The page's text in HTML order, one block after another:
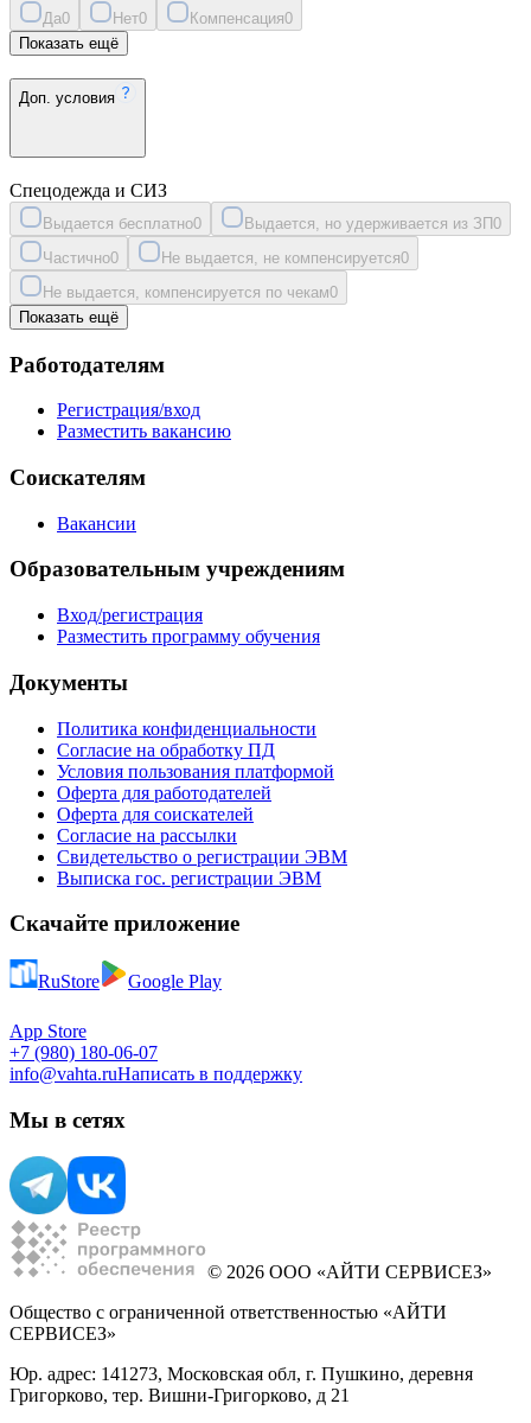
Да0 Нет0 Компенсация0
Показать ещё
Доп. условия
Спецодежда и СИЗ
Выдается бесплатно0 Выдается, но удерживается из ЗП0
Частично0 Не выдается, не компенсируется0
Не выдается, компенсируется по чекам0
Показать ещё
Работодателям
Регистрация/вход
Разместить вакансию
Соискателям
Вакансии
Образовательным учреждениям
Вход/регистрация
Разместить программу обучения
Документы
Политика конфиденциальности
Согласие на обработку ПД
Условия пользования платформой
Оферта для работодателей
Оферта для соискателей
Согласие на рассылки
Свидетельство о регистрации ЭВМ
Выписка гос. регистрации ЭВМ
Скачайте приложение
RuStore Google Play
App Store
+7 (980) 180-06-07
info@vahta.ruНаписать в поддержку
Мы в сетях
© 2026 ООО «АЙТИ СЕРВИСЕЗ»
Общество с ограниченной ответственностью «АЙТИ
СЕРВИСЕЗ»
Юр. адрес: 141273, Московская обл, г. Пушкино, деревня
Григорково, тер. Вишни-Григорково, д 21